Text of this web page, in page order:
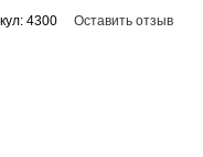
4300 Оставить отзыв